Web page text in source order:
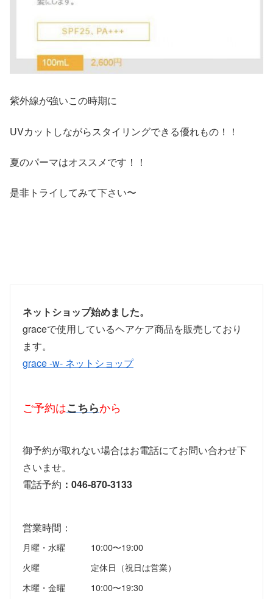
紫外線が強いこの時期に
UVカットしながらスタイリングできる優れもの！！
夏のパーマはオススメです！！
是非トライしてみて下さい〜
ネットショップ始めました。
graceで使用しているヘアケア商品を販売しており
ます。
grace -w- ネットショップ
ご予約はこちらから
御予約が取れない場合はお電話にてお問い合わせ下
さいませ。
電話予約 ：046-870-3133
営業時間：
月曜・水曜
10:00〜19:00
火曜
定休日（祝日は営業）
木曜・金曜
10:00〜19:30